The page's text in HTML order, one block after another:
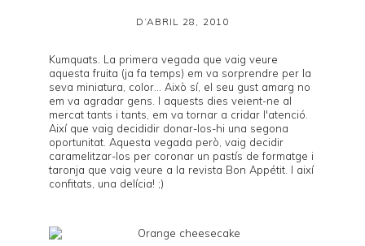
D’ABRIL 28, 2010
Kumquats . La primera vegada que vaig veure
aquesta fruita (ja fa temps) em va sorprendre per la
seva miniatura, color... Això sí, el seu gust amarg no
em va agradar gens. I aquests dies veient-ne al
mercat tants i tants, em va tornar a cridar l'atenció.
Així que vaig decididir donar-los-hi una segona
oportunitat. Aquesta vegada però, vaig decidir
caramelitzar-los per coronar un pastís de formatge i
taronja que vaig veure a la revista Bon Appétit . I així
confitats, una delícia! ;)